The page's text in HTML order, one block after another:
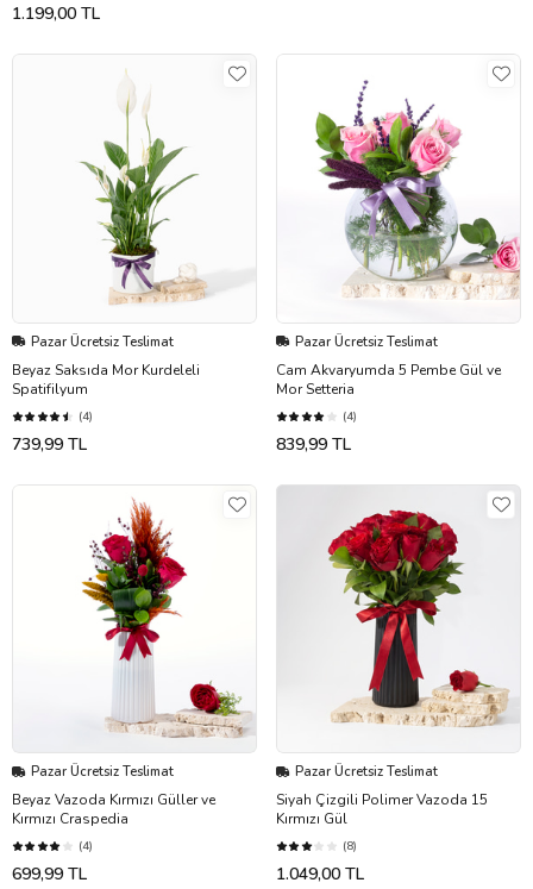
1.199,00 TL
Pazar Ücretsiz Teslimat
Beyaz Saksıda Mor Kurdeleli
Spatifilyum
(4)
739,99 TL
Pazar Ücretsiz Teslimat
Cam Akvaryumda 5 Pembe Gül ve
Mor Setteria
(4)
839,99 TL
Pazar Ücretsiz Teslimat
Beyaz Vazoda Kırmızı Güller ve
Kırmızı Craspedia
(4)
699,99 TL
Pazar Ücretsiz Teslimat
Siyah Çizgili Polimer Vazoda 15
Kırmızı Gül
(8)
1.049,00 TL